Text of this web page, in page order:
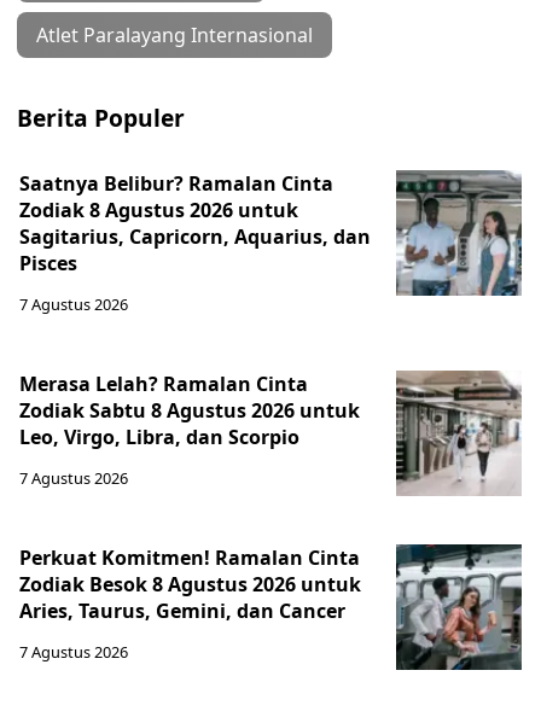
Atlet Paralayang Internasional
Berita Populer
Saatnya Belibur? Ramalan Cinta
Zodiak 8 Agustus 2026 untuk
Sagitarius, Capricorn, Aquarius, dan
Pisces
7 Agustus 2026
Merasa Lelah? Ramalan Cinta
Zodiak Sabtu 8 Agustus 2026 untuk
Leo, Virgo, Libra, dan Scorpio
7 Agustus 2026
Perkuat Komitmen! Ramalan Cinta
Zodiak Besok 8 Agustus 2026 untuk
Aries, Taurus, Gemini, dan Cancer
7 Agustus 2026